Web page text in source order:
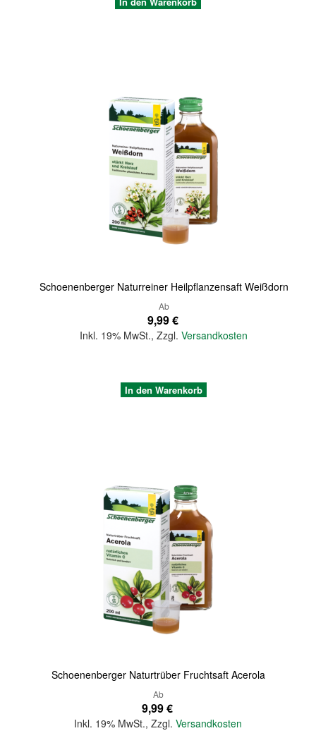
Schoenenberger Naturreiner Heilpflanzensaft Weißdorn
Ab
9,99 €
Inkl. 19% MwSt.,Zzgl.Versandkosten
In den Warenkorb
Schoenenberger Naturtrüber Fruchtsaft Acerola
Ab
9,99 €
Inkl. 19% MwSt., Zzgl. Versandkosten